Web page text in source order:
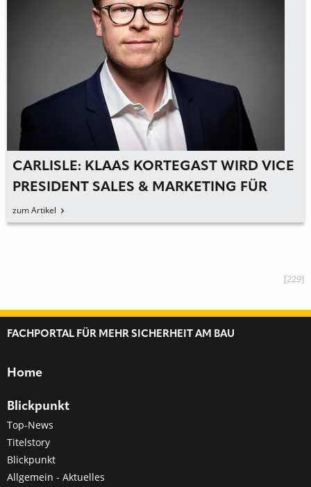
CARLISLE: KLAAS KORTEGAST WIRD VICE
PRESIDENT SALES & MARKETING FÜR
CARLISLE® CM EUROPE
zum Artikel
[229]
FACHPORTAL FÜR MEHR SICHERHEIT AM BAU
Home
Blickpunkt
Top-News
Titelstory
Blickpunkt
Allgemein - Aktuelles